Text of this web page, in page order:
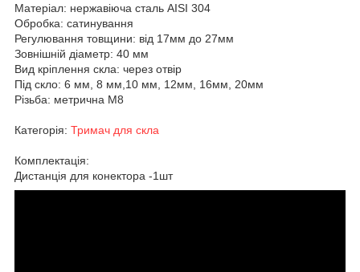
Матеріал: нержавіюча сталь AISI 304
Обробка: сатинування
Регулювання товщини: від 17мм до 27мм
Зовнішній діаметр: 40 мм
Вид кріплення скла: через отвір
Під скло: 6 мм, 8 мм,10 мм, 12мм, 16мм, 20мм
Різьба: метрична М8
Категорія: Тримач для скла
Комплектація:
Дистанція для конектора -1шт